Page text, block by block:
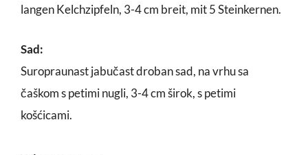
langen Kelchzipfeln, 3-4 cm breit, mit 5 Steinkernen.
Sad:
Suropraunast jabučast droban sad, na vrhu sa
čaškom s petimi nugli, 3-4 cm širok, s petimi
košćicami.